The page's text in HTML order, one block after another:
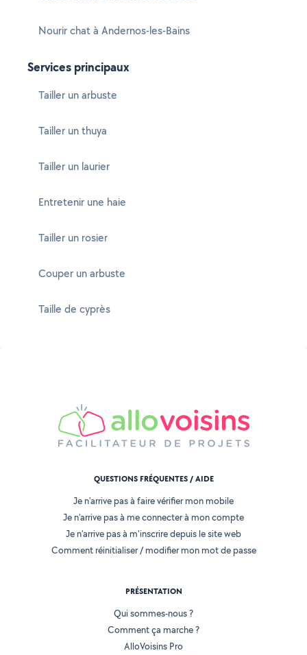
Nourir chat à Andernos-les-Bains
Services principaux
Tailler un arbuste
Tailler un thuya
Tailler un laurier
Entretenir une haie
Tailler un rosier
Couper un arbuste
Taille de cyprès
QUESTIONS FRÉQUENTES / AIDE
Je n'arrive pas à faire vérifier mon mobile
Je n'arrive pas à me connecter à mon compte
Je n'arrive pas à m'inscrire depuis le site web
Comment réinitialiser / modifier mon mot de passe
PRÉSENTATION
Qui sommes-nous ?
Comment ça marche ?
AlloVoisins Pro